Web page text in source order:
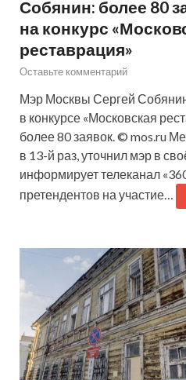
Собянин: более 80
на конкурс
реставрация»
Оставьте комментарий
Мэр Москвы Сергей
в конкурсе «Московская
более 80 заявок. © mos.ru
в 13-й раз, уточнил мэр в
информирует телеканал
претендентов на участие…